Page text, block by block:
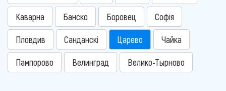
Каварна Банско Боровец Софія
Пловдив Санданскі Царево Чайка
Пампорово Велинград Велико-Тырново